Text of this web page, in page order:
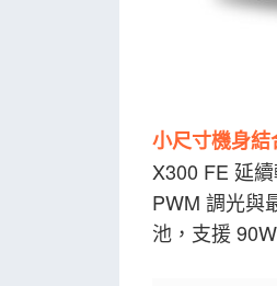
小尺寸機身
X300 FE 延
PWM 調光與
池，支援